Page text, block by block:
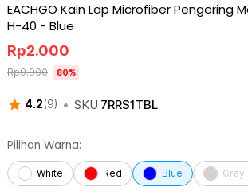
EACHGO Kain Lap Microfiber Pengering
H-40 - Blue
4.2(9) • SKU 7RRS1TBL
Rp2.000
Rp9.900 80%
Pilihan Warna:
White Red Blue Gray